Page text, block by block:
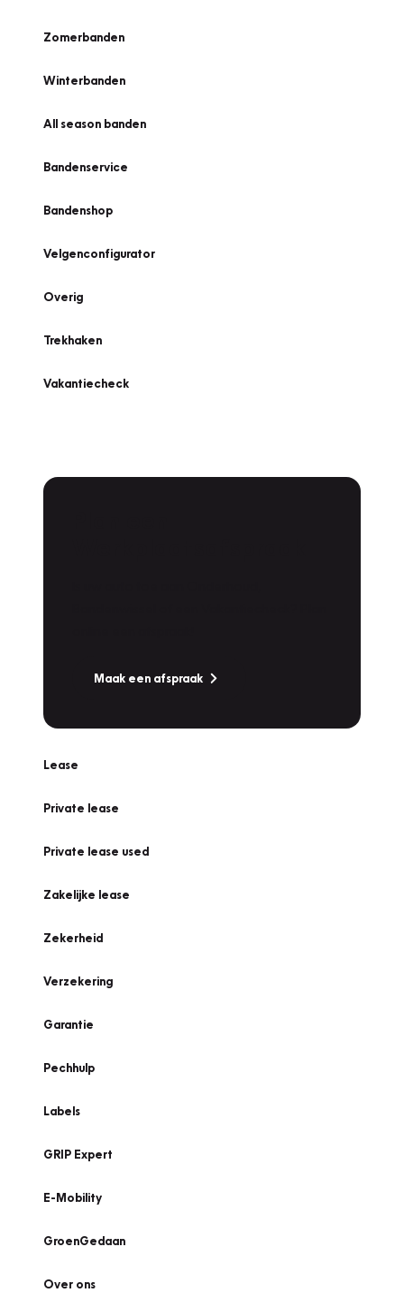
Zomerbanden
Winterbanden
All season banden
Bandenservice
Bandenshop
Velgenconfigurator
Overig
Trekhaken
Vakantiecheck
Maak een afspraak
Lease
Private lease
Private lease used
Zakelijke lease
Zekerheid
Verzekering
Garantie
Pechhulp
Labels
GRIP Expert
E-Mobility
GroenGedaan
Over ons